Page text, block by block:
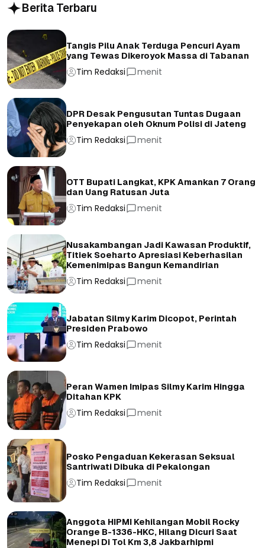
Berita Terbaru
Tangis Pilu Anak Terduga Pencuri Ayam
yang Tewas Dikeroyok Massa di Tabanan
Tim Redaksi menit
DPR Desak Pengusutan Tuntas Dugaan
Penyekapan oleh Oknum Polisi di Jateng
Tim Redaksi menit
OTT Bupati Langkat, KPK Amankan 7 Orang
dan Uang Ratusan Juta
Tim Redaksi menit
Nusakambangan Jadi Kawasan Produktif,
Titiek Soeharto Apresiasi Keberhasilan
Kemenimipas Bangun Kemandirian
Tim Redaksi menit
Jabatan Silmy Karim Dicopot, Perintah
Presiden Prabowo
Tim Redaksi menit
Peran Wamen Imipas Silmy Karim Hingga
Ditahan KPK
Tim Redaksi menit
Posko Pengaduan Kekerasan Seksual
Santriwati Dibuka di Pekalongan
Tim Redaksi menit
Anggota HIPMI Kehilangan Mobil Rocky
Orange B-1336-HKC, Hilang Dicuri Saat
Menepi Di Tol Km 3,8 Jakbarhipmi